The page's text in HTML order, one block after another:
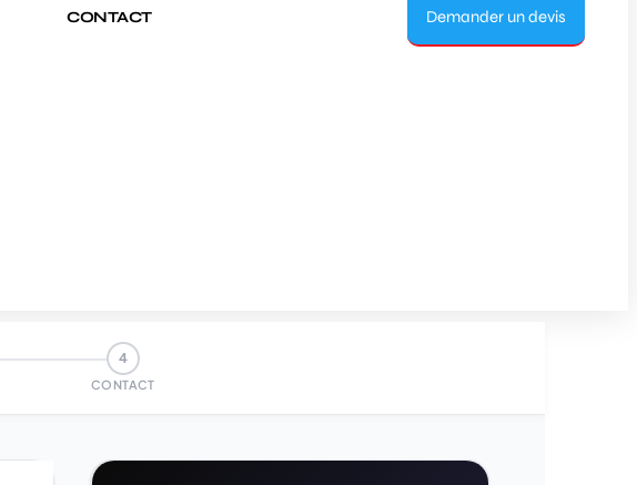
CONTACT Demander un devis
4
CONTACT